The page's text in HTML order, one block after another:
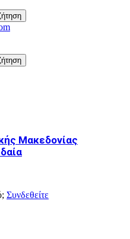
Μακεδονίας
Συνδεθείτε